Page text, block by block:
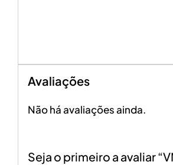
Avaliações
Não há avaliações ainda.
Seja o primeiro a avaliar